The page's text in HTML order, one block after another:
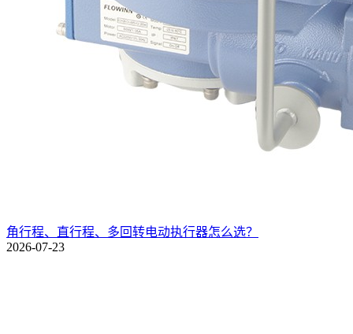
角行程、直行程、多回转电动执行器怎么选？
2026-07-23